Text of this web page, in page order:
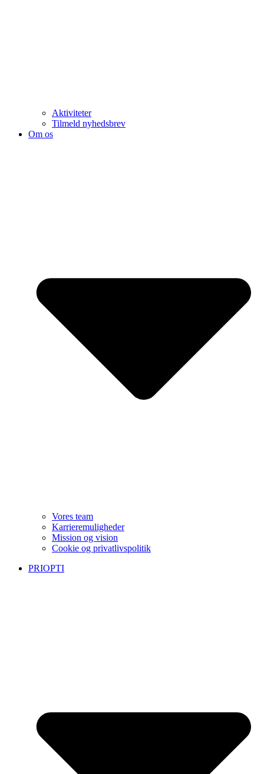
Aktiviteter
Tilmeld nyhedsbrev
Om os
Vores team
Karrieremuligheder
Mission og vision
Cookie og privatlivspolitik
PRIOPTI